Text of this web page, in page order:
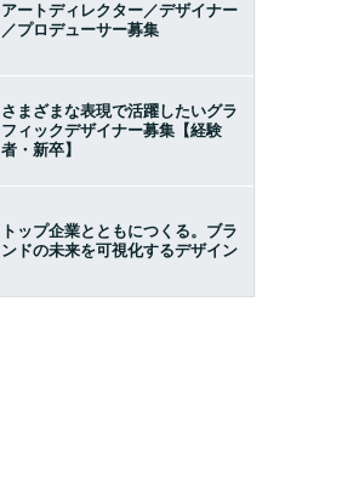
アートディレクター／デザイナー
／プロデューサー募集
さまざまな表現で活躍したいグラ
フィックデザイナー募集【経験
者・新卒】
トップ企業とともにつくる。ブラ
ンドの未来を可視化するデザイン